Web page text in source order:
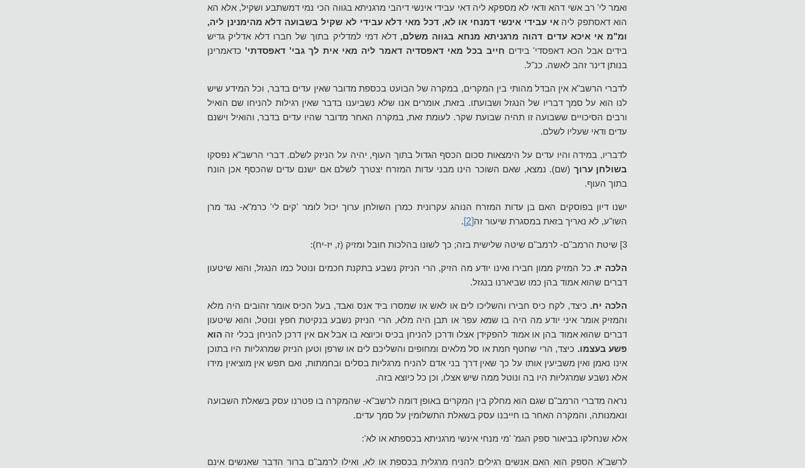
ואמר לי' רב אשי דהא ודאי לא מספקא ליה דאי עבידי אינשי דיהבי מרגניתא בגווה הכי נמי דמשתבע ושקיל, אלא הא
הוא דאסתפק ליהאי עבידי אינשי דמנחי או לא, דכל מאי דלא עבידי לא שקיל בשבועה דלא מהימנינן ליה,
ומ"מ אי איכא עדים דהוה מרגניתא מנחא בגווה משלם,דלא דמי למדליק בתוך של חברו דלא אדליק גדיש
בידים אבל הכא דאפסדי' בידים חייב בכל מאי דאפסדיה דאמר ליה מאי אית לך גבי' דאפסדתי' כדאמרינן
בנותן דינר זהב לאשה. כנ"ל.
לדברי הרשב"א אין הבדל מהותי בין המקרים, במקרה של הבועט בכספת מדובר שאין עדים בדבר, וכל המידע שיש
לנו הוא על סמך דבריו של הנגזל ושבועתו. בזאת, אומרים אנו שלא נשביענו בדבר שאין רגילות להניחו שם הואיל
ורבים הסיכויים ששבועה זו תהיה שבועת שקר. לעומת זאת, במקרה האחר מדובר שהיו עדים בדבר, והואיל וישנם
עדים ודאי שעליו לשלם.
לדבריו, במידה והיו עדים על הימצאות סכום הכסף הגדול בתוך העוף, יהיה על הניזק לשלם. דברי הרשב"א נפסקו
בשולחן ערוך (שם). נמצא, שאם השוכר הינו מבני עדות המזרח יצטרך לשלם אם ישנם עדים שהכסף אכן הונח
בתוך העוף.
ישנו דיון בפוסקים האם בן עדות המזרח הנוהג עקרונית כמרן השולחן ערוך יכול לומר 'קים לי' כרמ"א- נגד מרן
השו"ע, לא נאריך בזאת במסגרת שיעור זה[2]
.
3] שיטת הרמב"ם- לרמב"ם שיטה שלישית בזה; כך לשונו בהלכות חובל ומזיק (ז, יז-יח):
הלכה יז. כל המזיק ממון חבירו ואינו יודע מה הזיק, הרי הניזק נשבע בתקנת חכמים ונוטל כמו הנגזל, והוא שיטעון
דברים שהוא אמוד בהן כמו שביארנו בנגזל.
הלכה יח. כיצד, לקח כיס חבירו והשליכו לים או לאש או שמסרו ביד אנס ואבד, בעל הכיס אומר זהובים היה מלא
והמזיק אומר איני יודע מה היה בו שמא עפר או תבן היה מלא, הרי הניזק נשבע בנקיטת חפץ ונוטל, והוא שיטעון
דברים שהוא אמוד בהן או אמוד להפקידן אצלו ודרכן להניחן בכיס וכיוצא בו אבל אם אין דרכן להניחן בכלי זה הוא
פשע בעצמו. כיצד, הרי שחטף חמת או סל מלאים ומחופים והשליכם לים או שרפן וטען הניזק שמרגליות היו בתוכן
אינו נאמן ואין משביעין אותו על כך שאין דרך בני אדם להניח מרגליות בסלים ובחמתות, ואם תפש אין מוציאין מידו
אלא נשבע שמרגליות היו בה ונוטל ממה שיש אצלו, וכן כל כיוצא בזה.
נראה מדברי הרמב"ם שגם הוא מחלק בין המקרים באופן דומה לרשב"א- שהמקרה בו פטרנו עסק בשאלת השבועה
ונאמנותה, והמקרה האחר בו חייבנו עסק בשאלת התשלומין על סמך עדים.
אלא שנחלקו בביאור ספק הגמ' 'מי מנחי אינשי מרגניתא בכספתא או לא':
לרשב"א הספק הוא האם אנשים רגילים להניח מרגלית בכספת או לא, ואילו לרמב"ם ברור הדבר שאנשים אינם